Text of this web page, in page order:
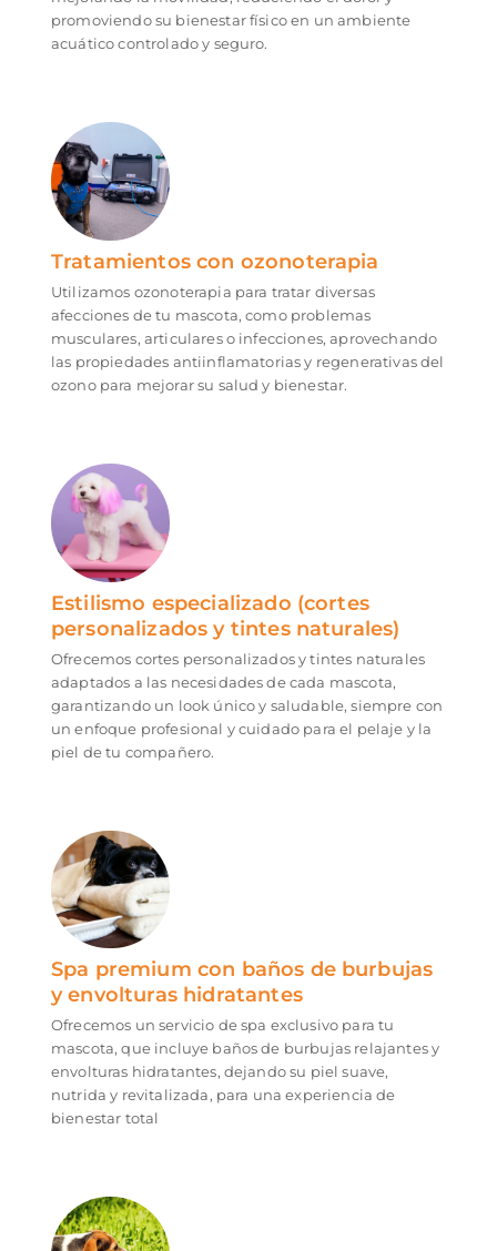
promoviendo su bienestar físico en un ambiente
acuático controlado y seguro.
Tratamientos con ozonoterapia
Utilizamos ozonoterapia para tratar diversas
afecciones de tu mascota, como problemas
musculares, articulares o infecciones, aprovechando
las propiedades antiinflamatorias y regenerativas del
ozono para mejorar su salud y bienestar.
Estilismo especializado (cortes
personalizados y tintes naturales)
Ofrecemos cortes personalizados y tintes naturales
adaptados a las necesidades de cada mascota,
garantizando un look único y saludable, siempre con
un enfoque profesional y cuidado para el pelaje y la
piel de tu compañero.
Spa premium con baños de burbujas
y envolturas hidratantes
Ofrecemos un servicio de spa exclusivo para tu
mascota, que incluye baños de burbujas relajantes y
envolturas hidratantes, dejando su piel suave,
nutrida y revitalizada, para una experiencia de
bienestar total